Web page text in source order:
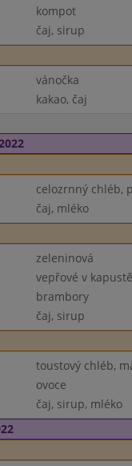
kompot
čaj, sirup
vánočka
kakao, čaj
celozrnný chléb,
čaj, mléko
zeleninová
vepřové v kapustě
brambory
čaj, sirup
toustový chléb,
ovoce
čaj, sirup, mléko